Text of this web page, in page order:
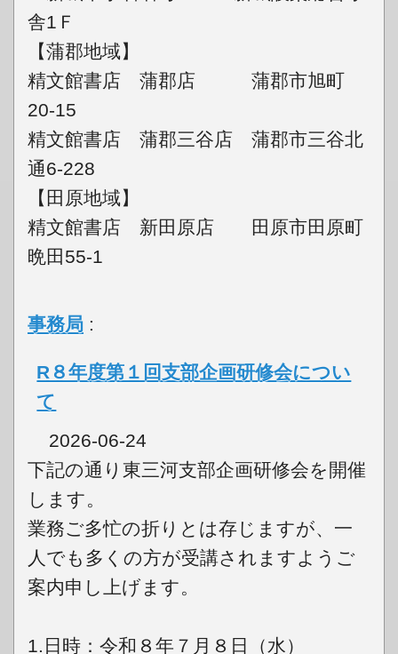
舎1Ｆ
【蒲郡地域】
精文館書店 蒲郡店 蒲郡市旭町
20-15
精文館書店 蒲郡三谷店 蒲郡市三谷北
通6-228
【田原地域】
精文館書店 新田原店 田原市田原町
晩田55-1
事務局 :
R８年度第１回支部企画研修会につい
て
2026-06-24
下記の通り東三河支部企画研修会を開催
します。
業務ご多忙の折りとは存じますが、一
人でも多くの方が受講されますようご
案内申し上げます。
1.日時：令和８年７月８日（水）